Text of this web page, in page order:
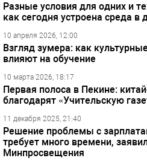
Разные условия для одних и
как сегодня устроена среда в
10 апреля 2026, 12:00
Взгляд зумера: как
влияют на обучение
10 марта 2026, 18:17
Первая полоса в Пекине:
благодарят «Учительскую
11 декабря 2025, 21:40
Решение проблемы с
требует много времени,
Минпросвещения